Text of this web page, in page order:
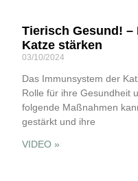
Tierisch Gesund! –
Katze stärken
03/10/2024
Das Immunsystem der
Rolle für ihre Gesundheit
folgende Maßnahmen
gestärkt und ihre
VIDEO »